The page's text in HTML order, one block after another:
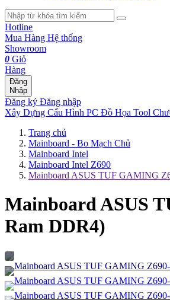
Hotline
Mua Hàng Hệ thống
Showroom
0 Giỏ
Hàng
Đăng
Nhập
Đăng ký Đăng nhập
Xây Dựng Cấu Hình PC Đồ Họa Tool
Trang chủ
Mainboard - Bo Mạch Chủ
Mainboard Intel
Mainboard Intel Z690
Mainboard ASUS TUF GAMING
Mainboard ASUS
Ram DDR4)